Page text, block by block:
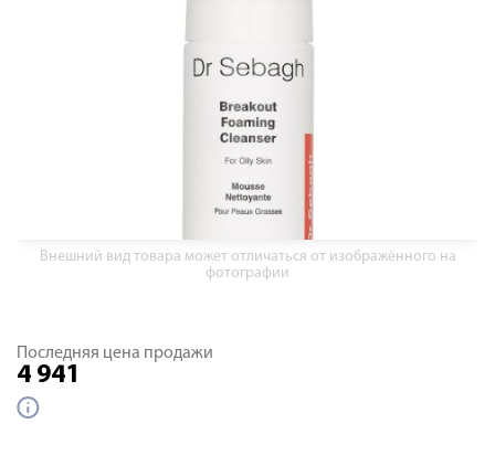
Внешний вид товара может отличаться от изображённого на
фотографии
Последняя цена продажи
4 941